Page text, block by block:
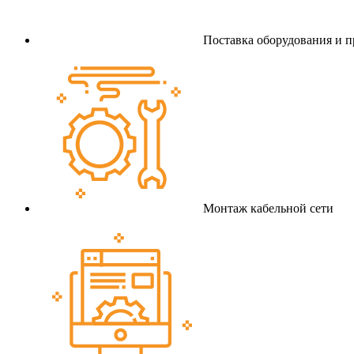
Поставка оборудования и
Монтаж кабельной сети